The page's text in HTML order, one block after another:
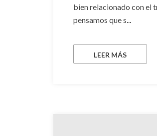
bien relacionado con el
pensamos que s...
LEER MÁS